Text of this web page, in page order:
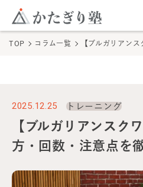
このページ
かたぎり塾について
お客さまの声
料金
TOP コラム一覧 【ブルガリアン
2025.12.25 トレーニング
【ブルガリアンスク
方・回数・注意点を